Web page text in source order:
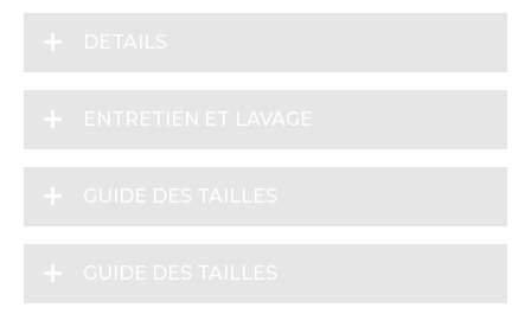
DETAILS
ENTRETIEN ET LAVAGE
GUIDE DES TAILLES
GUIDE DES TAILLES